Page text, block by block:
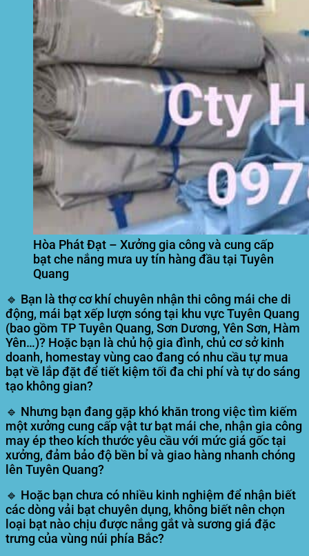
Hòa Phát Đạt – Xưởng gia công và cung cấp
bạt che nắng mưa uy tín hàng đầu tại Tuyên
Quang
🔹 Bạn là thợ cơ khí chuyên nhận thi công mái che di
động, mái bạt xếp lượn sóng tại khu vựcTuyên Quang
(bao gồm TP Tuyên Quang, Sơn Dương, Yên Sơn, Hàm
Yên…)? Hoặc bạn là chủ hộ gia đình, chủ cơ sở kinh
doanh, homestay vùng cao đang có nhu cầu tự mua
bạt về lắp đặt để tiết kiệm tối đa chi phí và tự do sáng
tạo không gian?
🔹 Nhưng bạn đang gặp khó khăn trong việc tìm kiếm
một xưởng cung cấp vật tư bạt mái che, nhận gia công
may ép theo kích thước yêu cầu với mức giá gốc tại
xưởng, đảm bảo độ bền bỉ và giao hàng nhanh chóng
lên Tuyên Quang?
🔹 Hoặc bạn chưa có nhiều kinh nghiệm để nhận biết
các dòng vải bạt chuyên dụng, không biết nên chọn
loại bạt nào chịu được nắng gắt và sương giá đặc
trưng của vùng núi phía Bắc?